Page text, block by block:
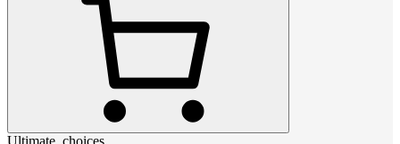
Ultimate_choices